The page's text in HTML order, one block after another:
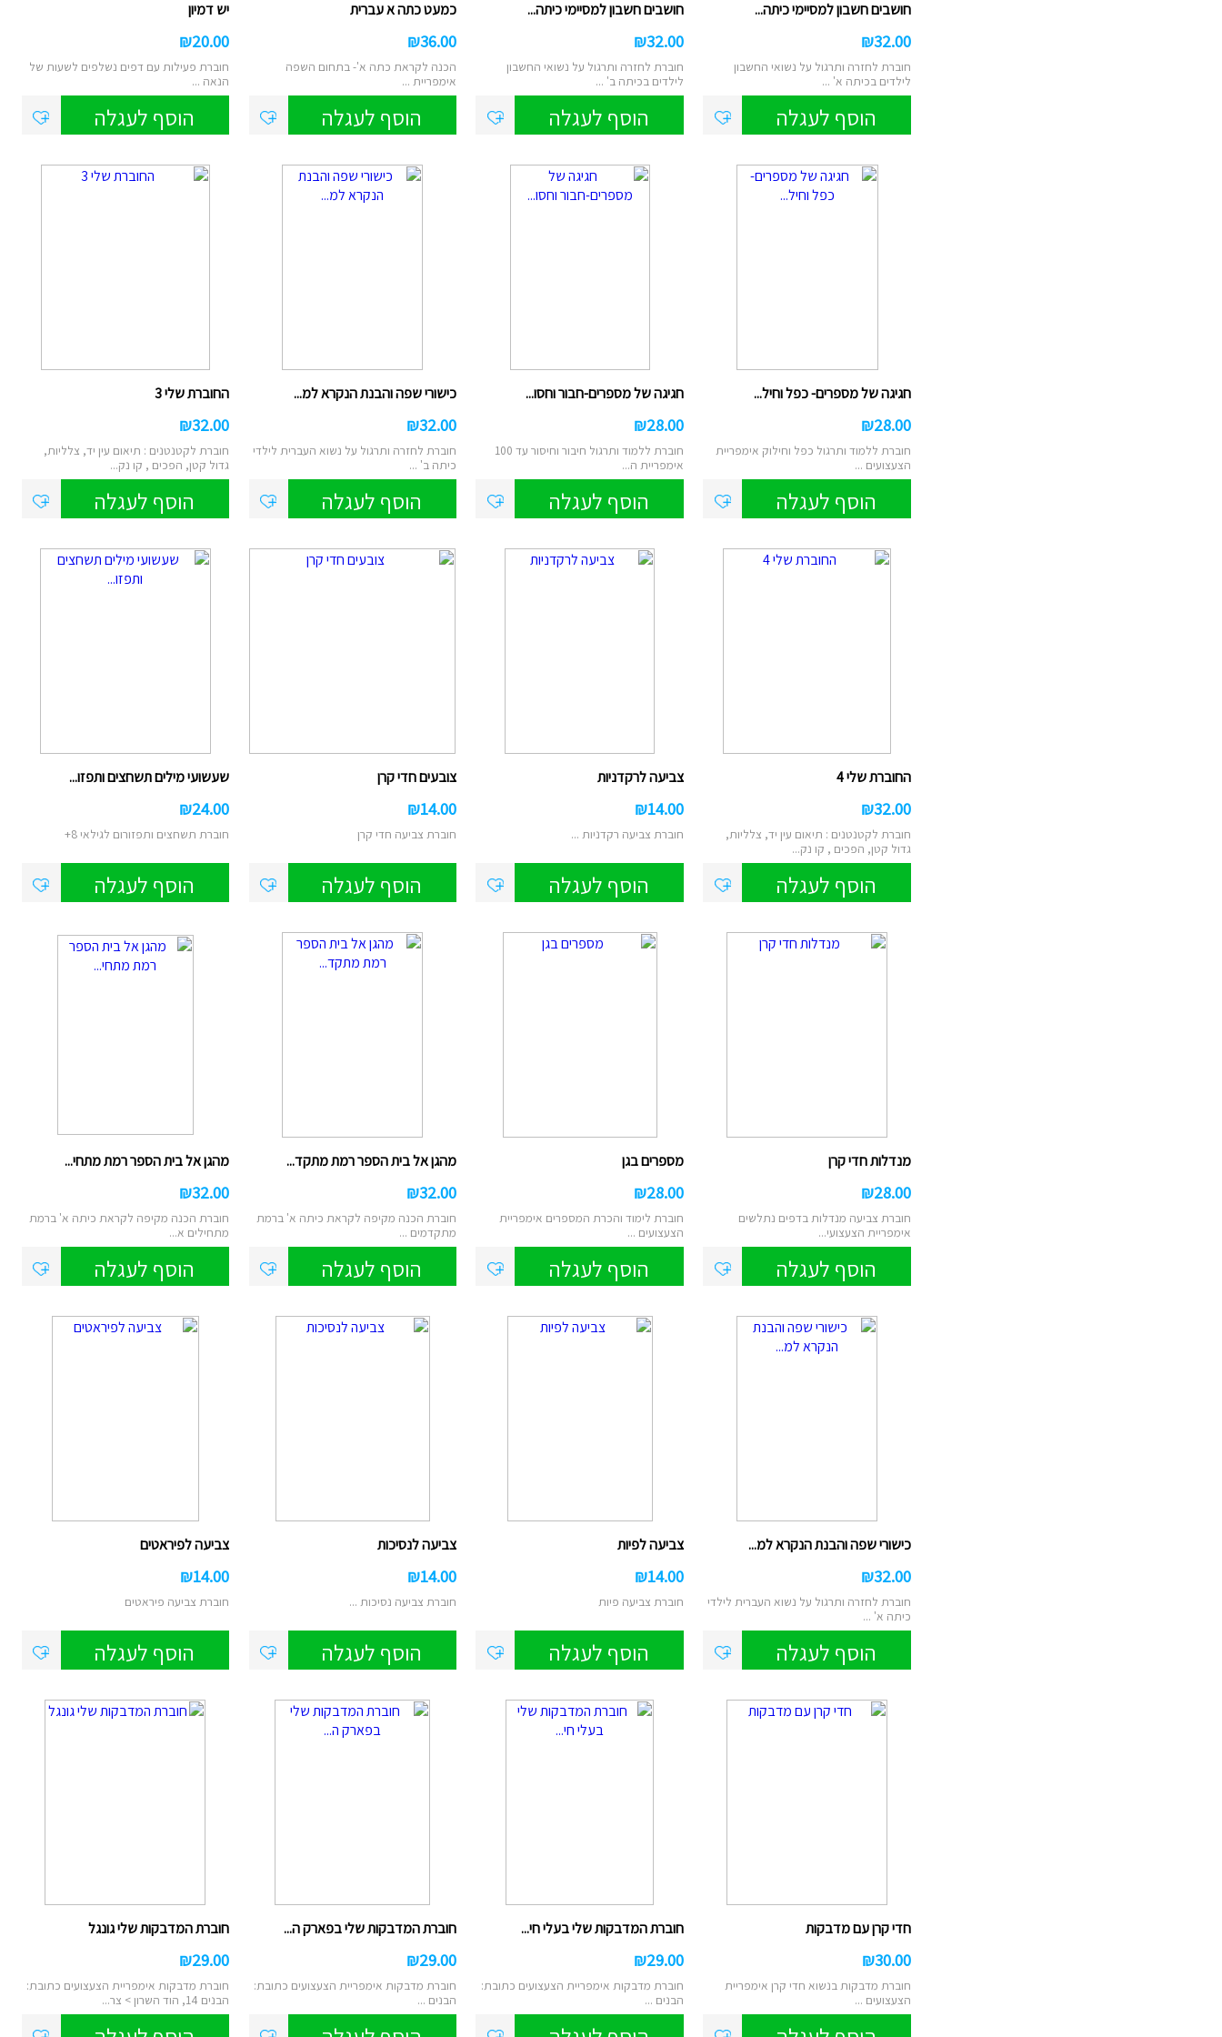
חושבים חשבון למסיימי כיתה...
32.00
₪
חוברת לחזרה ותרגול על נשואי החשבון
לילדים בכיתה א' ...
הוסף לעגלה
חושבים חשבון למסיימי כיתה...
32.00
₪
חוברת לחזרה ותרגול על נשואי החשבון
לילדים בכיתה ב' ...
הוסף לעגלה
כמעט כתה א עברית
36.00
₪
הכנה לקראת כתה א'- בתחום השפה
אימפריית ...
הוסף לעגלה
יש דמיון
20.00
₪
חוברת פעילות עם דפים נשלפים לשעות של
הנאה ...
הוסף לעגלה
חגיגה של מספרים- כפל וחיל...
28.00
₪
חוברת ללמוד ותרגול כפל וחילוק אימפריית
הצעצועים ...
הוסף לעגלה
חגיגה של מספרים-חבור וחסו...
28.00
₪
חוברת ללמוד ותרגול חיבור וחיסור עד 100
אימפריית ה...
הוסף לעגלה
כישורי שפה והבנת הנקרא למ...
32.00
₪
חוברת לחזרה ותרגול על נשוא העברית לילדי
כיתה ב' ...
הוסף לעגלה
החוברת שלי 3
32.00
₪
חוברת לקטנטנים : תיאום עין יד, צלליות,
גדול קטן, הפכים , קו נק...
הוסף לעגלה
החוברת שלי 4
32.00
₪
חוברת לקטנטנים : תיאום עין יד, צלליות,
גדול קטן, הפכים , קו נק...
הוסף לעגלה
צביעה לרקדניות
14.00
₪
חוברת צביעה רקדניות ...
הוסף לעגלה
צובעים חדי קרן
14.00
₪
חוברת צביעה חדי קרן
הוסף לעגלה
שעשועי מילים תשחצים ותפזו...
24.00
₪
חוברת תשחצים ותפזורום לגילאי 8+
הוסף לעגלה
מנדלות חדי קרן
28.00
₪
חוברת צביעה מנדלות בדפים נתלשים
אימפריית הצעצועי...
הוסף לעגלה
מספרים בגן
28.00
₪
חוברת לימוד והכרת המספרים אימפריית
הצעצועים ...
הוסף לעגלה
מהגן אל בית הספר רמת מתקד...
32.00
₪
חוברת הכנה מקיפה לקראת כיתה א' ברמת
מתקדמים ...
הוסף לעגלה
מהגן אל בית הספר רמת מתחי...
32.00
₪
חוברת הכנה מקיפה לקראת כיתה א' ברמת
מתחילים א...
הוסף לעגלה
כישורי שפה והבנת הנקרא למ...
32.00
₪
חוברת לחזרה ותרגול על נשוא העברית לילדי
כיתה א' ...
הוסף לעגלה
צביעה לפיות
14.00
₪
חוברת צביעה פיות
הוסף לעגלה
צביעה לנסיכות
14.00
₪
חוברת צביעה נסיכות ...
הוסף לעגלה
צביעה לפיראטים
14.00
₪
חוברת צביעה פיראטים
הוסף לעגלה
חדי קרן עם מדבקות
30.00
₪
חוברת מדבקות בנשוא חדי קרן אימפריית
הצעצועים ...
חוברת המדבקות שלי בעלי חי...
29.00
₪
חוברת מדבקות אימפריית הצעצועים כתובת:
הבנים ...
חוברת המדבקות שלי בפארק ה...
29.00
₪
חוברת מדבקות אימפריית הצעצועים כתובת:
הבנים ...
חוברת המדבקות שלי גונגל
29.00
₪
חוברת מדבקות אימפריית הצעצועים כתובת:
הבנים 14, הוד השרון > צר...